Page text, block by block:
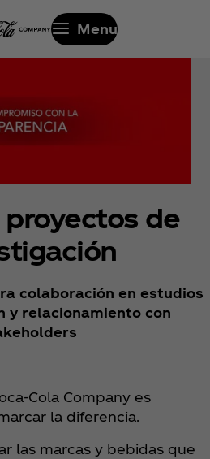
Menu
proyectos de
colaboración en estudios
y relacionamiento con
Company es
la diferencia.
las marcas y bebidas que